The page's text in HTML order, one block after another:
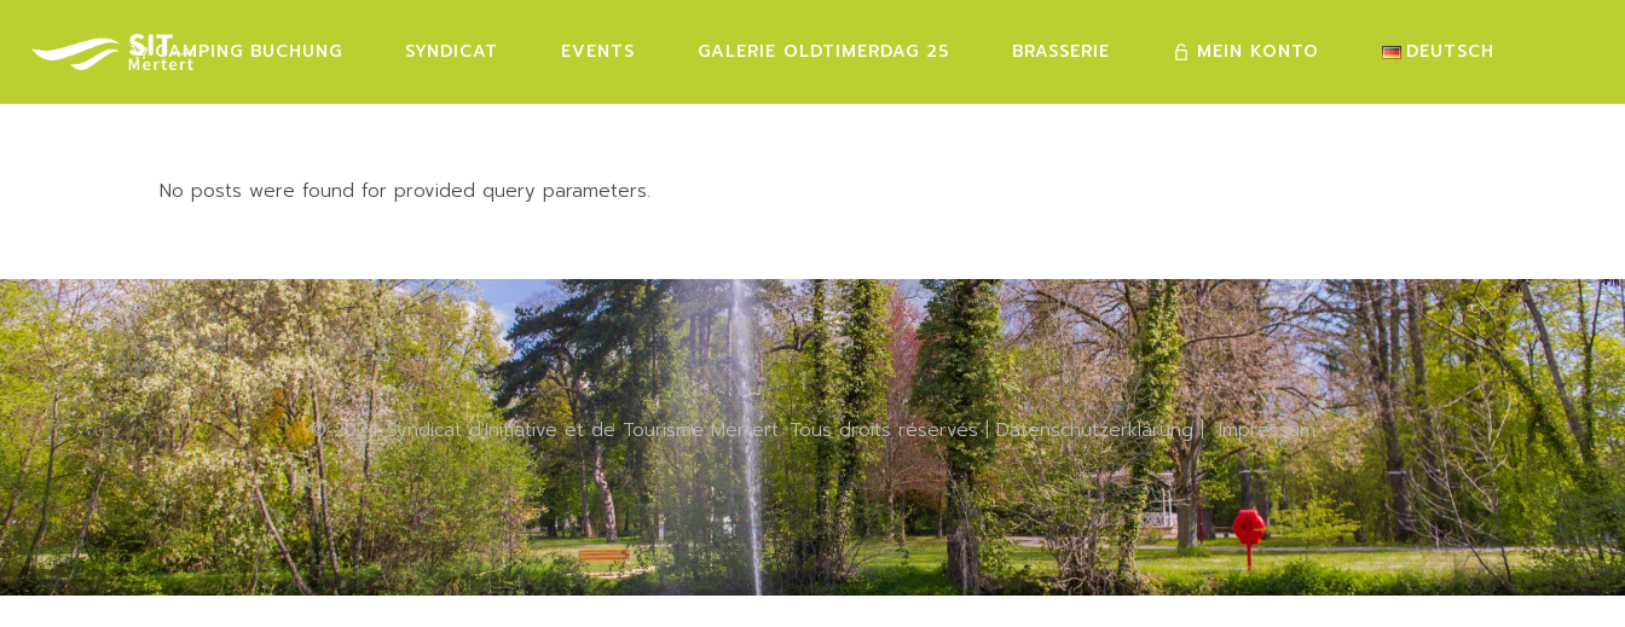
content CAMPING BUCHUNG SYNDICAT EVENTS GALERIE OLDTIMERDAG 25 BRASSERIE MEIN KONTO DEUTSCH
No posts were found for provided query parameters.
© 2024 Syndicat d'Initiative et de Tourisme Mertert. Tous droits réservés |Datenschutzerklärung|Impressum